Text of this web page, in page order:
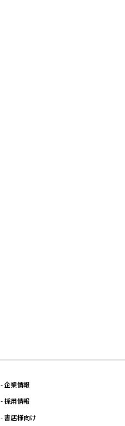
- 企業情報
- 採用情報
- 書店様向け